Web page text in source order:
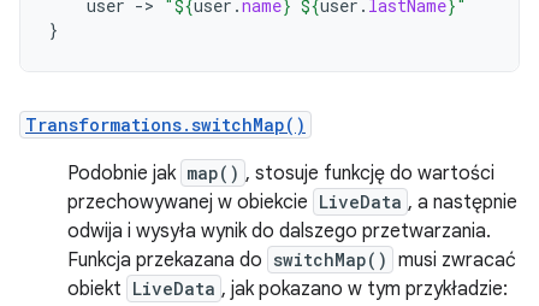
user -> "${user .name} ${user . lastName}"
}
Transformations.switchMap()
Podobnie jak map() , stosuje funkcję do wartości
przechowywanej w obiekcie LiveData , a następnie
odwija i wysyła wynik do dalszego przetwarzania.
Funkcja przekazana do switchMap() musi zwracać
obiekt LiveData , jak pokazano w tym przykładzie: